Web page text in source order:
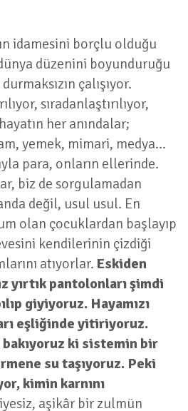
idamesini borçlu olduğu
düzenini boyunduruğu
çalışıyor.
sıradanlaştırılıyor,
her anındalar;
yemek, mimari, medya…
para, onların ellerinde.
biz de sorgulamadan
değil, usul usul. En
olan çocuklardan başlayıp
kendilerinin çizdiği
atıyorlar. Eskiden
yırtık pantolonları şimdi
giyiyoruz. Hayamızı
eşliğinde yitiriyoruz.
ki sistemin bir
su taşıyoruz. Peki
kimin karnını
aşikâr bir zulmün